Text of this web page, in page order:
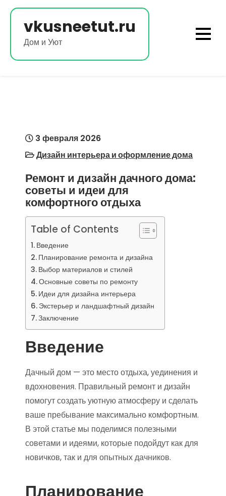
Перейти
содержимому
vkusneetut.ru
Дом и Уют
3 февраля 2026
Дизайн интерьера и оформление дома
Ремонт и дизайн дачного дома:
советы и идеи для
комфортного отдыха
Table of Contents
Введение
Планирование ремонта и дизайна
Выбор материалов и стилей
Основные советы по ремонту
Идеи для дизайна интерьера
Экстерьер и ландшафтный дизайн
Заключение
Введение
Дачный дом — это место отдыха, уединения и
вдохновения. Правильный ремонт и дизайн
помогут создать уютную атмосферу и сделать
ваше пребывание максимально комфортным.
В этой статье мы поделимся полезными
советами и идеями, которые подойдут как для
новичков, так и для опытных дачников.
Планирование